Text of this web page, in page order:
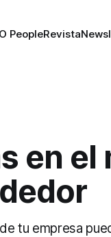
PeopleRevista
en el
tu empresa